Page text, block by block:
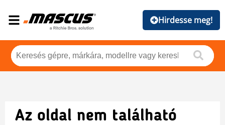
Hirdesse meg!
Az oldal nem található